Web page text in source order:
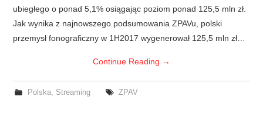
ubiegłego o ponad 5,1% osiągając poziom ponad 125,5 mln zł.
Jak wynika z najnowszego podsumowania ZPAVu, polski
przemysł fonograficzny w 1H2017 wygenerował 125,5 mln zł…
Continue Reading →
Polska, Streaming ZPAV